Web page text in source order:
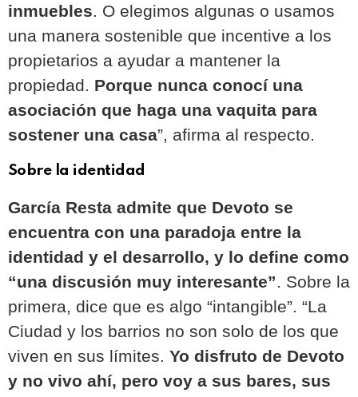
inmuebles
O elegimos algunas o usamos
una manera sostenible que incentive a los
propietarios a ayudar a mantener la
propiedad. Porque nunca conocí una
asociación que haga una vaquita para
sostener una casa” , afirma al respecto.
Sobre la identidad
García Resta admite que Devoto se
encuentra con una paradoja entre la
identidad y el desarrollo, y lo define como
“una discusión muy interesante” . Sobre la
primera, dice que es algo “intangible”. “La
Ciudad y los barrios no son solo de los que
viven en sus límites. Yo disfruto de Devoto
y no vivo ahí, pero voy a sus bares, sus